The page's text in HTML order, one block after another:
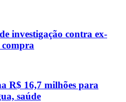
investigação contra ex-
compra
R$ 16,7 milhões para
saúde